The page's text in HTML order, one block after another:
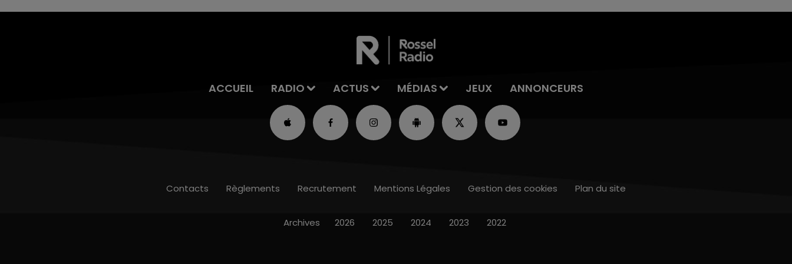
ACCUEIL RADIO ACTUS MÉDIAS JEUX ANNONCEURS
Contacts Règlements Recrutement Mentions Légales Gestion des cookies Plan du site
Archives 2026 2025 2024 2023 2022